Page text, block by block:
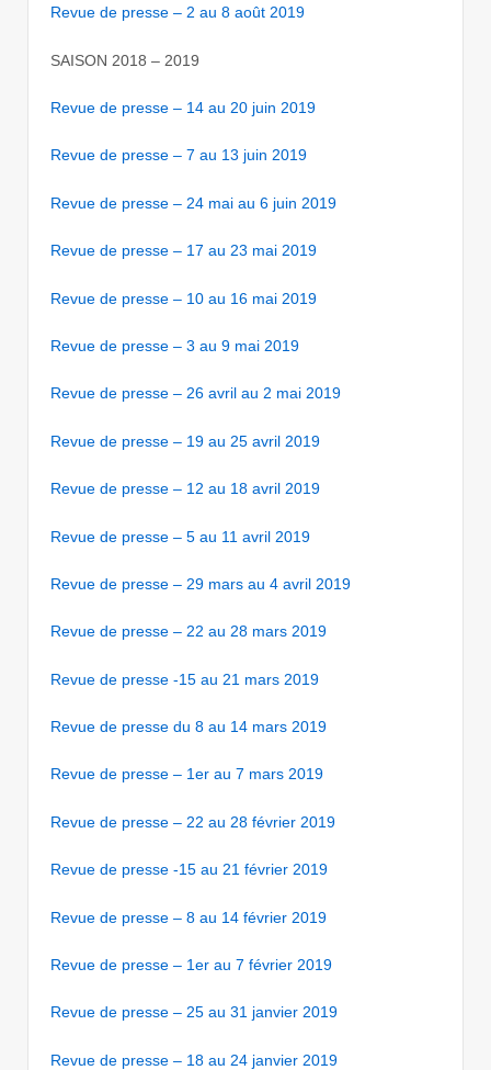
Revue de presse – 2 au 8 août 2019
SAISON 2018 – 2019
Revue de presse – 14 au 20 juin 2019
Revue de presse – 7 au 13 juin 2019
Revue de presse – 24 mai au 6 juin 2019
Revue de presse – 17 au 23 mai 2019
Revue de presse – 10 au 16 mai 2019
Revue de presse – 3 au 9 mai 2019
Revue de presse – 26 avril au 2 mai 2019
Revue de presse – 19 au 25 avril 2019
Revue de presse – 12 au 18 avril 2019
Revue de presse – 5 au 11 avril 2019
Revue de presse – 29 mars au 4 avril 2019
Revue de presse – 22 au 28 mars 2019
Revue de presse -15 au 21 mars 2019
Revue de presse du 8 au 14 mars 2019
Revue de presse – 1er au 7 mars 2019
Revue de presse – 22 au 28 février 2019
Revue de presse -15 au 21 février 2019
Revue de presse – 8 au 14 février 2019
Revue de presse – 1er au 7 février 2019
Revue de presse – 25 au 31 janvier 2019
Revue de presse – 18 au 24 janvier 2019